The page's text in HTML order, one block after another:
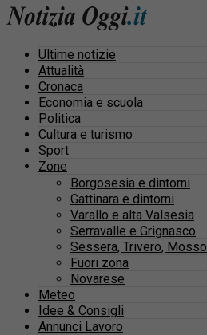
Ultime notizie
Attualità
Cronaca
Economia e scuola
Politica
Cultura e turismo
Sport
Zone
Borgosesia e dintorni
Gattinara e dintorni
Varallo e alta Valsesia
Serravalle e Grignasco
Sessera, Trivero, Mosso
Fuori zona
Novarese
Meteo
Idee & Consigli
Annunci Lavoro